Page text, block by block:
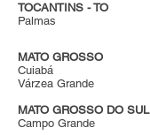
TOCANTINS - TO
Palmas
MATO GROSSO
Cuiabá
Várzea Grande
MATO GROSSO DO SUL
Campo Grande